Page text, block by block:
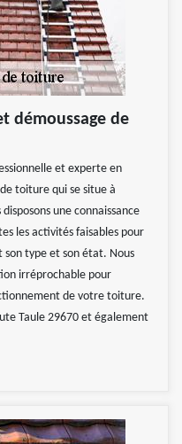
démoussage de
et experte en
toiture qui se situe à
une connaissance
les activités faisables pour
type et son état. Nous
irréprochable pour
de votre toiture.
Taule 29670 et également